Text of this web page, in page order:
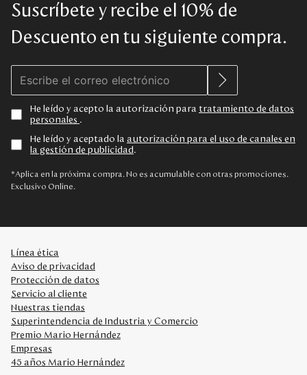
Suscríbete y recibe el 10% de
Descuento en tu siguiente compra.
He leído y acepto la autorización para tratamiento de datos
personales .
He leído y aceptado la autorización para el uso de canales en
la gestión de publicidad .
*Aplica en la próxima compra. No es acumulable con otras promociones.
Exclusivo Online.
Línea ética
Aviso de privacidad
Protección de datos
Servicio al cliente
Nuestras tiendas
Superintendencia de Industria y Comercio
Premio Mario Hernández
Empresas
45 años Mario Hernández